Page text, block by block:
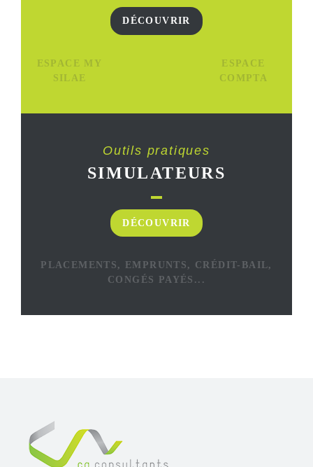
DÉCOUVRIR
ESPACE MY
SILAE
ESPACE
COMPTA
Outils pratiques
SIMULATEURS
DÉCOUVRIR
PLACEMENTS, EMPRUNTS, CRÉDIT-BAIL,
CONGÉS PAYÉS...